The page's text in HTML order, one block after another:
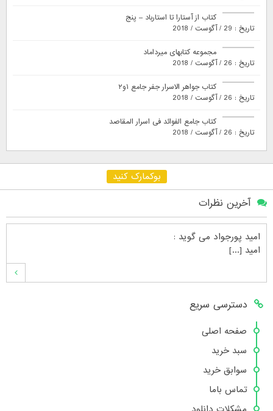
کتاب از آستارا تا استارباد – پنج
تاریخ : 29 / آگوست / 2018
مجموعه کتابهای میرداماد
تاریخ : 26 / آگوست / 2018
کتاب جواهر الاسرار جفر جامع ۱و۲
تاریخ : 26 / آگوست / 2018
کتاب جامع الفوائد فی اسرار المقاصد
تاریخ : 26 / آگوست / 2018
بوکمارک کنید
آخرین نظرات
امید پورجواد می گوید :
امید [...]
محمدشهنوازیمی گوید :
سلام بنده محمد شهنوازی فقط بوسیله ا [...]
محمدمی گوید :
سلام تعداد کتاب۶در سایت زیاد نیست [...]
دسترسی سریع
صفحه اصلی
سبد خرید
سوابق خرید
تماس باما